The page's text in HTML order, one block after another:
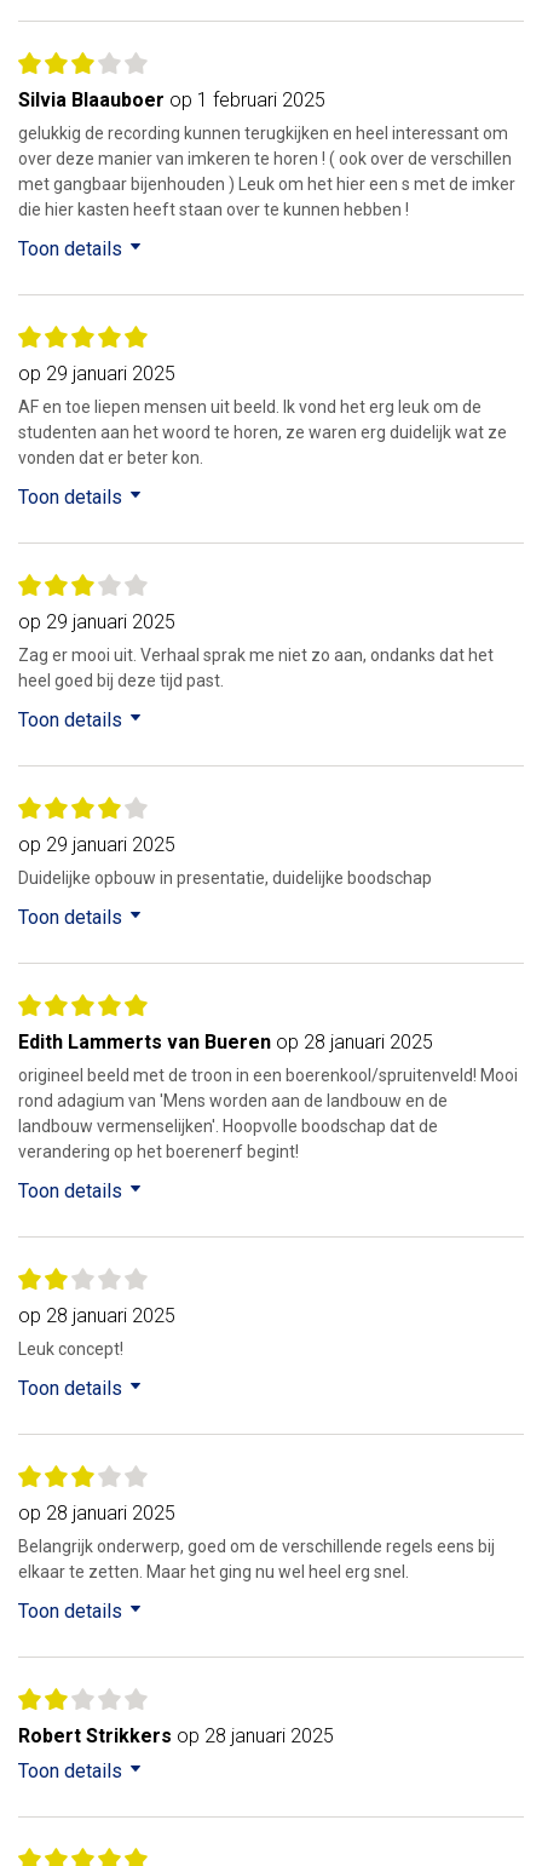
Silvia Blaauboer op 1 februari 2025
gelukkig de recording kunnen terugkijken en heel interessant om
over deze manier van imkeren te horen ! ( ook over de verschillen
met gangbaar bijenhouden ) Leuk om het hier een s met de imker
die hier kasten heeft staan over te kunnen hebben !
Toon details
op 29 januari 2025
AF en toe liepen mensen uit beeld. Ik vond het erg leuk om de
studenten aan het woord te horen, ze waren erg duidelijk wat ze
vonden dat er beter kon.
Toon details
op 29 januari 2025
Zag er mooi uit. Verhaal sprak me niet zo aan, ondanks dat het
heel goed bij deze tijd past.
Toon details
op 29 januari 2025
Duidelijke opbouw in presentatie, duidelijke boodschap
Toon details
Edith Lammerts van Bueren op 28 januari 2025
origineel beeld met de troon in een boerenkool/spruitenveld! Mooi
rond adagium van 'Mens worden aan de landbouw en de
landbouw vermenselijken'. Hoopvolle boodschap dat de
verandering op het boerenerf begint!
Toon details
op 28 januari 2025
Leuk concept!
Toon details
op 28 januari 2025
Belangrijk onderwerp, goed om de verschillende regels eens bij
elkaar te zetten. Maar het ging nu wel heel erg snel.
Toon details
Robert Strikkers op 28 januari 2025
Toon details